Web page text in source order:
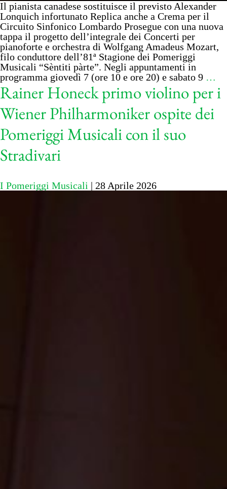
Il pianista canadese sostituisce il previsto Alexander
Lonquich infortunato Replica anche a Crema per il
Circuito Sinfonico Lombardo Prosegue con una nuova
tappa il progetto dell’integrale dei Concerti per
pianoforte e orchestra di Wolfgang Amadeus Mozart,
filo conduttore dell’81ª Stagione dei Pomeriggi
Musicali “Sèntiti pàrte”. Negli appuntamenti in
programma giovedì 7 (ore 10 e ore 20) e sabato 9 …
Rainer Honeck primo violino per i
Wiener Philharmoniker ospite dei
Pomeriggi Musicali con il suo
Stradivari
I Pomeriggi Musicali | 28 Aprile 2026